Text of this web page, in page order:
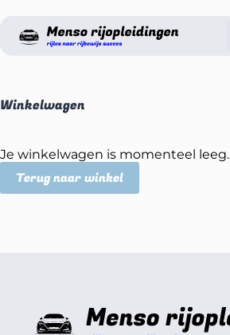
Winkelwagen
Je winkelwagen is momenteel leeg.
Terug naar winkel